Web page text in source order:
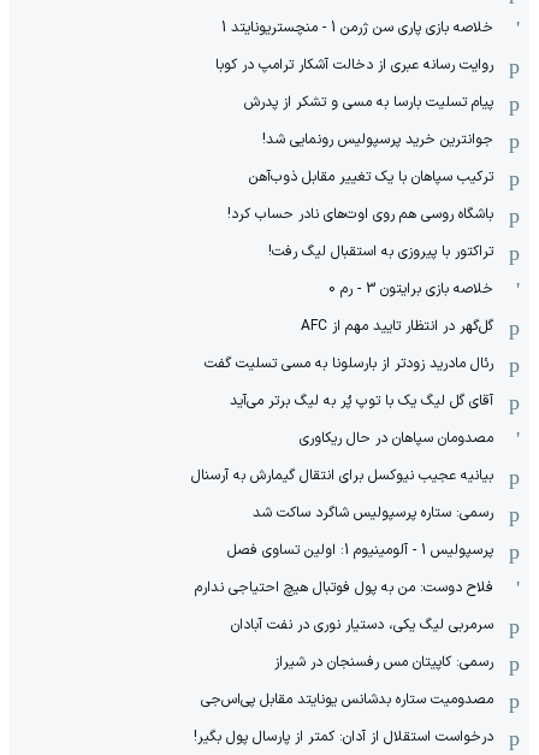
خلاصه بازی پاری سن ژرمن 1 - منچستریونایتد 1
روایت رسانه عبری از دخالت آشکار ترامپ در کوبا
پیام تسلیت بارسا به مسی و تشکر از پدرش
جوانترین خرید پرسپولیس رونمایی شد!
ترکیب سپاهان با یک تغییر مقابل ذوب‌آهن
باشگاه روسی هم روی اوت‌های نادر حساب کرد!
تراکتور با پیروزی به استقبال لیگ رفت!
خلاصه بازی برایتون 3 - رم 0
گل‌گهر در انتظار تایید مهم از ‌AFC
رئال مادرید زودتر از بارسلونا به مسی تسلیت گفت
آقای گل لیگ یک با توپ پُر به لیگ برتر می‌آید
مصدومان سپاهان در حال ریکاوری
بیانیه عجیب نیوکسل برای انتقال گیمارش به آرسنال
رسمی: ستاره پرسپولیس شاگرد ساکت شد
پرسپولیس 1 - آلومینیوم 1: اولین تساوی فصل
فلاح دوست: من به پول فوتبال هیچ احتیاجی ندارم
سرمربی لیگ یکی، دستیار نوری در نفت آبادان
رسمی: کاپیتان مس رفسنجان در شیراز
مصدومیت ستاره بدشانس یونایتد مقابل پی‌اس‌جی
درخواست استقلال از آدان: کمتر از پارسال پول بگیر!